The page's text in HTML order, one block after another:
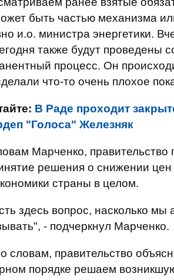
быть частью механизма
и.о. министра энергетики.
также будут проведены
процесс. Он
что-то очень плохое
В Раде проходит
"Голоса" Железняк
Марченко, правительство
решения о снижении
страны в целом.
здесь вопрос, насколько
- подчеркнул Марченко.
словам, правительство
порядке решаем